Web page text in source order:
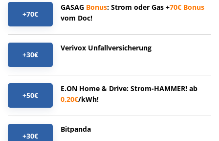
+70€
GASAG Bonus: Strom oder Gas +70€ Bonus
vom Doc!
+30€
Verivox Unfallversicherung
+50€
E.ON Home & Drive: Strom-HAMMER! ab
0,20€/kWh!
+30€
Bitpanda